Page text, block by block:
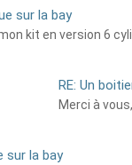
sur la bay
kit en version 6
RE: Un
Merci à
sur la bay